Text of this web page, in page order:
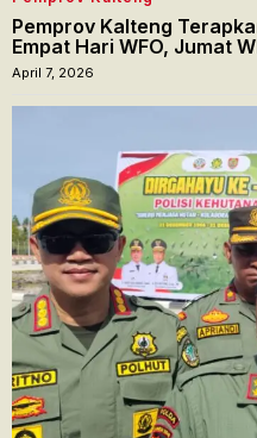
Pemprov Kalteng
Empat Hari WFO, Jumat
April 7, 2026